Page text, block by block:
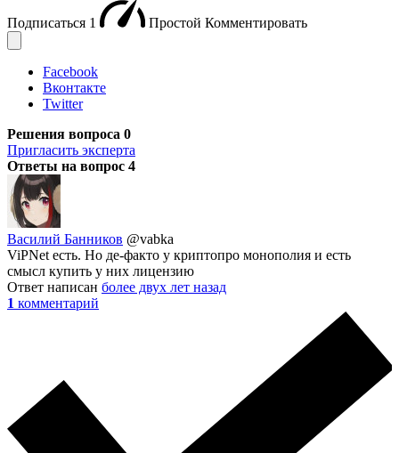
Подписаться 1 Простой Комментировать
Facebook
Вконтакте
Twitter
Решения вопроса 0
Пригласить эксперта
Ответы на вопрос 4
Василий Банников @vabka
ViPNet есть. Но де-факто у криптопро монополия и есть
смысл купить у них лицензию
Ответ написан более двух лет назад
1 комментарий